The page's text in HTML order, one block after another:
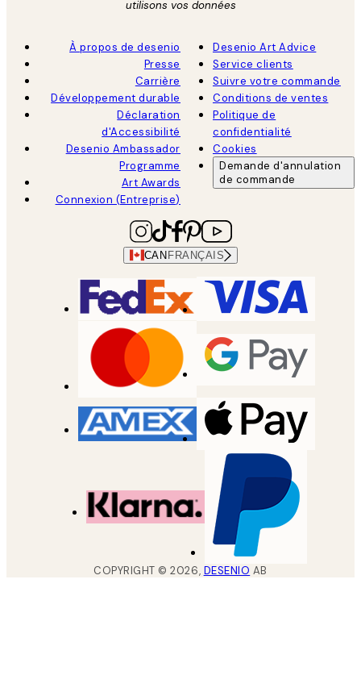
utilisons vos données
À propos de desenio
Presse
Carrière
Développement durable
Déclaration
d'Accessibilité
Desenio Ambassador
Programme
Art Awards
Connexion (Entreprise)
Desenio Art Advice
Service clients
Suivre votre commande
Conditions de ventes
Politique de
confidentialité
Cookies
Demande d'annulation
de commande
CAN FRANÇAIS
COPYRIGHT ©2026, DESENIO AB